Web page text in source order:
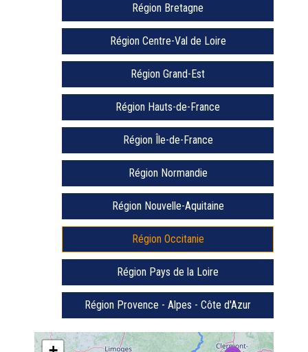
Région Bretagne
Région Centre-Val de Loire
Région Grand-Est
Région Hauts-de-France
Région Île-de-France
Région Normandie
Région Nouvelle-Aquitaine
Région Occitanie
Région Pays de la Loire
Région Provence - Alpes - Côte d'Azur